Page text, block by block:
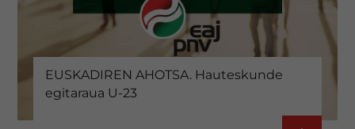
EUSKADIREN AHOTSA. Hauteskunde
egitaraua U-23